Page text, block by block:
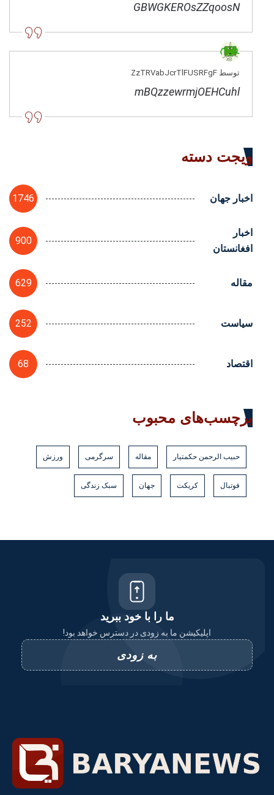
GBWGKEROsZZqoosN
توسط ZzTRVabJcrTlFUSRFgF
mBQzzewrmjOEHCuhl
ویجت دسته
اخبار جهان 1746
اخبار
افغانستان
900
مقاله 629
سیاست 252
اقتصاد 68
برچسب‌های محبوب
حبیب الرحمن حکمتیار مقاله سرگرمی ورزش
فوتبال کریکت جهان سبک زندگی
ما را با خود ببرید
اپلیکیشن ما به زودی در دسترس خواهد بود!
به زودی